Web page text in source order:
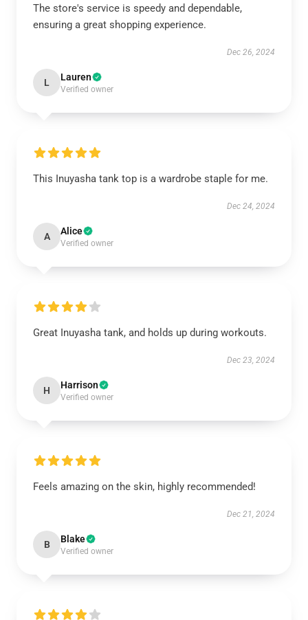
The store's service is speedy and dependable,
ensuring a great shopping experience.
Dec 26, 2024
L Lauren
Verified owner
This Inuyasha tank top is a wardrobe staple for me.
Dec 24, 2024
A Alice
Verified owner
Great Inuyasha tank, and holds up during workouts.
Dec 23, 2024
H Harrison
Verified owner
Feels amazing on the skin, highly recommended!
Dec 21, 2024
B Blake
Verified owner